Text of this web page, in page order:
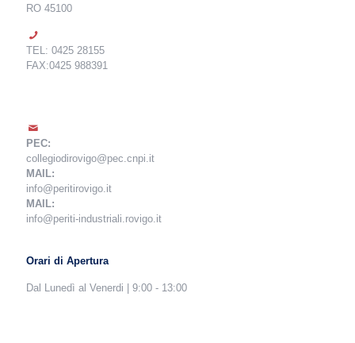
RO 45100
TEL: 0425 28155
FAX:0425 988391
PEC:
collegiodirovigo@pec.cnpi.it
MAIL:
info@peritirovigo.it
MAIL:
info@periti-industriali.rovigo.it
Orari di Apertura
Dal Lunedì al Venerdi | 9:00 - 13:00